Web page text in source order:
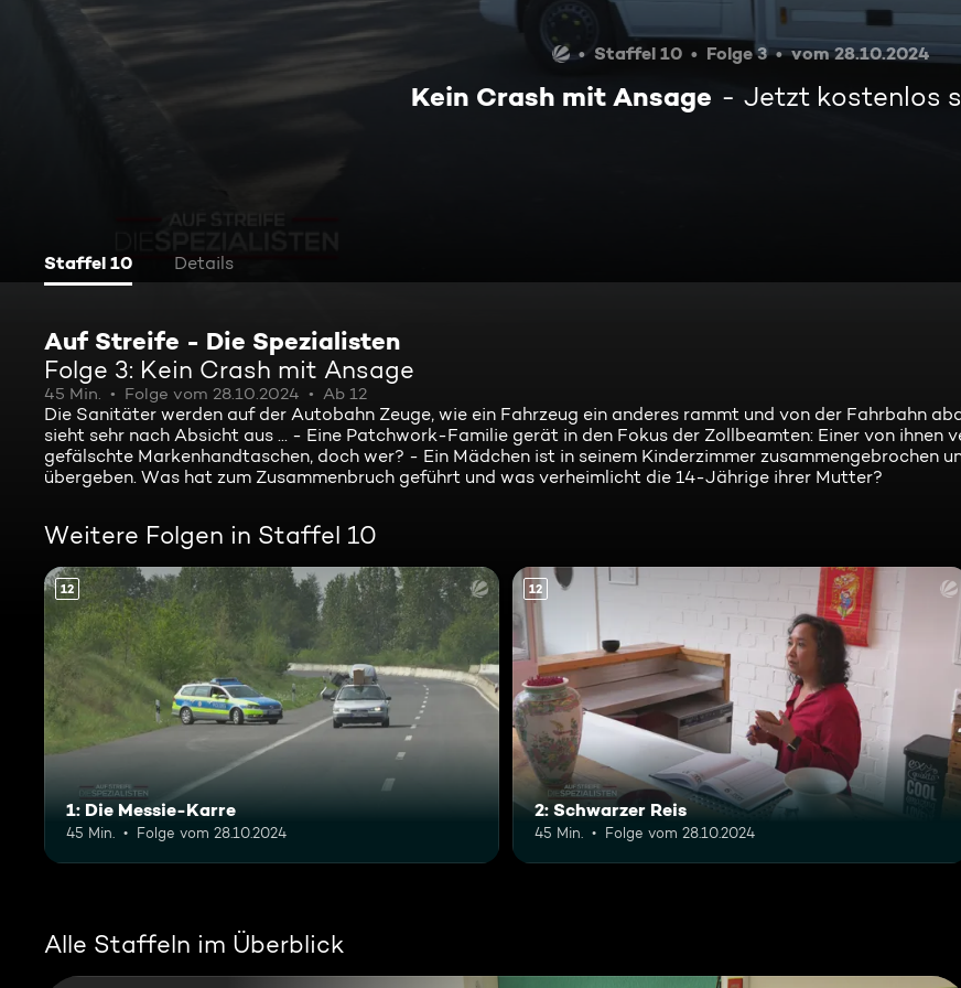
Staffel 10 Folge 3 vom 28.10.2024
Kein Crash mit Ansage Jetzt kostenlos
Staffel 10 Details
Auf Streife - Die Spezialisten
Folge 3: Kein Crash mit Ansage
45 Min. Folge vom 28.10.2024 Ab 12
Die Sanitäter werden auf der Autobahn Zeuge, wie ein Fahrzeug ein anderes rammt und von der Fahrbahn
sieht sehr nach Absicht aus ... - Eine Patchwork-Familie gerät in den Fokus der Zollbeamten: Einer von ihnen
gefälschte Markenhandtaschen, doch wer? - Ein Mädchen ist in seinem Kinderzimmer zusammengebrochen
übergeben. Was hat zum Zusammenbruch geführt und was verheimlicht die 14-Jährige ihrer Mutter?
Weitere Folgen in Staffel 10
12
1: Die Messie-Karre
45 Min. Folge vom 28.10.2024
12
2: Schwarzer Reis
45 Min. Folge vom 28.10.2024
Alle Staffeln im Überblick